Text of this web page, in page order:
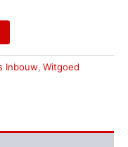
Inbouw, Witgoed